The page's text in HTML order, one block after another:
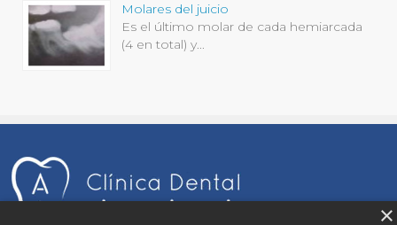
Molares del juicio
Es el último molar de cada hemiarcada
(4 en total) y...
×